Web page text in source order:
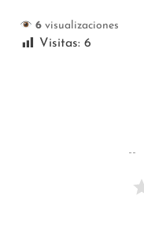
6visualizaciones
Visitas: 6